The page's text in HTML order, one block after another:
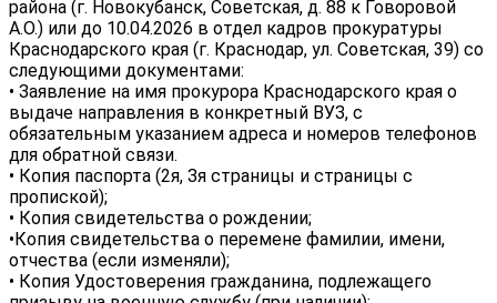
района (г. Новокубанск, Советская, д. 88 к Говоровой
А.О.) или до 10.04.2026 в отдел кадров прокуратуры
Краснодарского края (г. Краснодар, ул. Советская, 39) со
следующими документами:
• Заявление на имя прокурора Краснодарского края о
выдаче направления в конкретный ВУЗ, с
обязательным указанием адреса и номеров телефонов
для обратной связи.
• Копия паспорта (2я, Зя страницы и страницы с
пропиской);
• Копия свидетельства о рождении;
•Копия свидетельства о перемене фамилии, имени,
отчества (если изменяли);
• Копия Удостоверения гражданина, подлежащего